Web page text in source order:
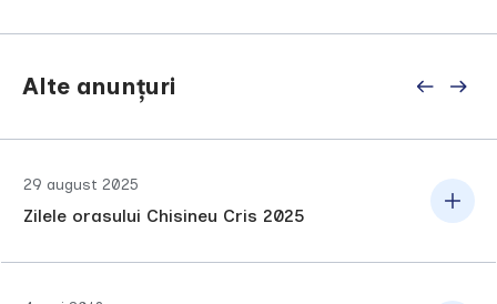
Alte anunțuri
29 august 2025
Zilele orasului Chisineu Cris 2025